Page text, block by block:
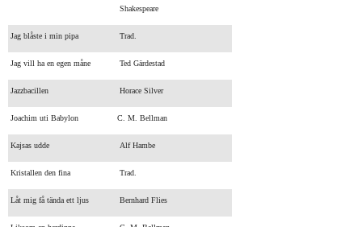
Shakespeare
Jag blåste i min pipa Trad.
Jag vill ha en egen måne Ted Gärdestad
Jazzbacillen Horace Silver
Joachim uti Babylon C. M. Bellman
Kajsas udde Alf Hambe
Kristallen den fina Trad.
Låt mig få tända ett ljus Bernhard Flies